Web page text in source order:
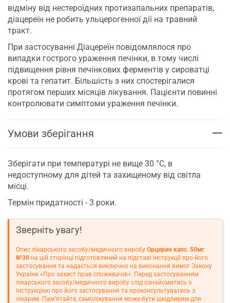
відміну від нестероїдних протизапальних препаратів,
діацереїн не робить ульцерогенної дії на травний
тракт.
При застосуванні Діацереїн повідомлялося про
випадки гострого ураження печінки, в тому числі
підвищення рівня печінкових ферментів у сироватці
крові та гепатит. Більшість з них спостерігалися
протягом перших місяців лікування. Пацієнти повинні
контролювати симптоми ураження печінки.
Умови зберігання
Зберігати при температурі не вище 30 °C, в
недоступному для дітей та захищеному від світла
місці.
Термін придатності - 3 роки.
Зверніть увагу!
Опис лікарського засобу/медичного виробу Орцерин капс. 50мг
№30 на цій сторінці підготовлений на підставі інструкції про його
застосування та надається виключно на виконання вимог Закону
України «Про захист прав споживачів». Перед застосуванням
лікарського засобу/медичного виробу слід ознайомитись з
інструкцією про його застосування та проконсультуватись з
лікарем. Пам’ятайте, самолікування може бути шкідливим для